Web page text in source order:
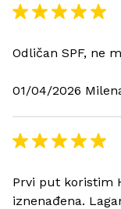
Odličan SPF, ne
01/04/2026
Prvi put koristim
iznenađena.